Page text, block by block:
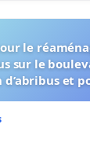
le
sur le
et